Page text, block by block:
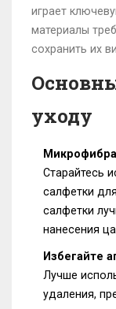
играет
материалы
сохранить их
уходу
Старайтесь
салфетки
салфетки
нанесения
Избегайте
Лучше
удаления,